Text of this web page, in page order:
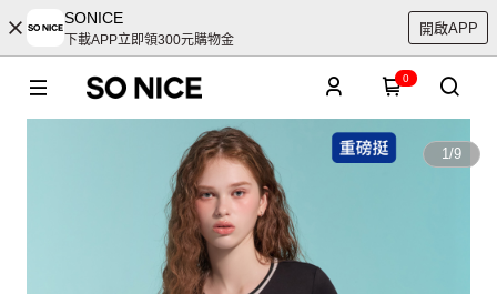
SONICE
下載APP立即領300元購物金
開啟APP
0
1/9